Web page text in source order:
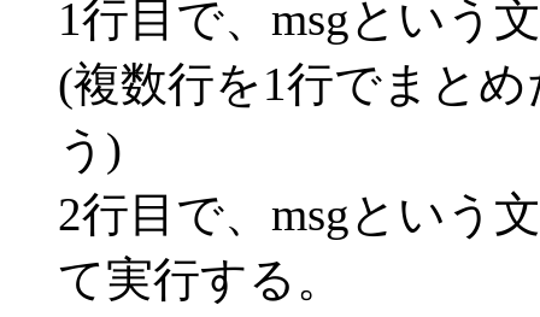
1行目で、msgという
(複数行を1行でまと
う)
2行目で、msgという
て実行する。